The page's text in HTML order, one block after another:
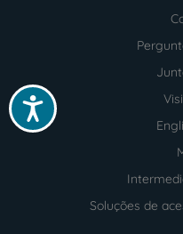
Acessibilidade
Soluções de